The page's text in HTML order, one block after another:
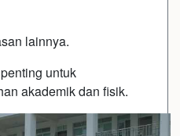
lainnya.
untuk
akademik dan fisik.